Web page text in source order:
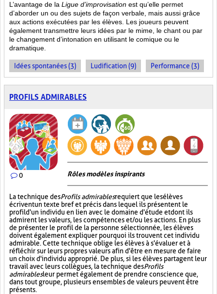
L’avantage de la Ligue d’improvisation est qu’elle permet
d’aborder un ou des sujets de façon verbale, mais aussi grâce
aux actions exécutées par les élèves. Les joueurs peuvent
également transmettre leurs idées par le mime, le chant ou par
le changement d’intonation en utilisant le comique ou le
dramatique.
Idées spontanées (3) Ludification (9) Performance (3)
PROFILS ADMIRABLES
0 Rôles modèles inspirants
La technique desProfils admirablesrequiert que les élèves
écrivent un texte bref et précis dans lequel ils présentent le
profil d'un individu en lien avec le domaine d'étude et dont ils
admirent les valeurs, les compétences et/ou les actions. En plus
de présenter le profil de la personne sélectionnée, les élèves
doivent également expliquer pourquoi ils trouvent cet individu
admirable. Cette technique oblige les élèves à s'évaluer et à
réfléchir sur leurs propres valeurs afin d'être en mesure de faire
un choix d'individu approprié. De plus, si les élèves partagent leur
travail avec leurs collègues, la technique desProfils
admirablesleur permet également de prendre conscience que,
dans tout groupe, plusieurs ensembles de valeurs peuvent être
présents.